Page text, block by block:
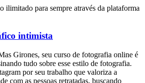
ilimitado para sempre através da plataforma
intimista
Girones, seu curso de fotografia online é
tudo sobre esse estilo de fotografia.
por seu trabalho que valoriza a
com as pessoas retratadas, buscando